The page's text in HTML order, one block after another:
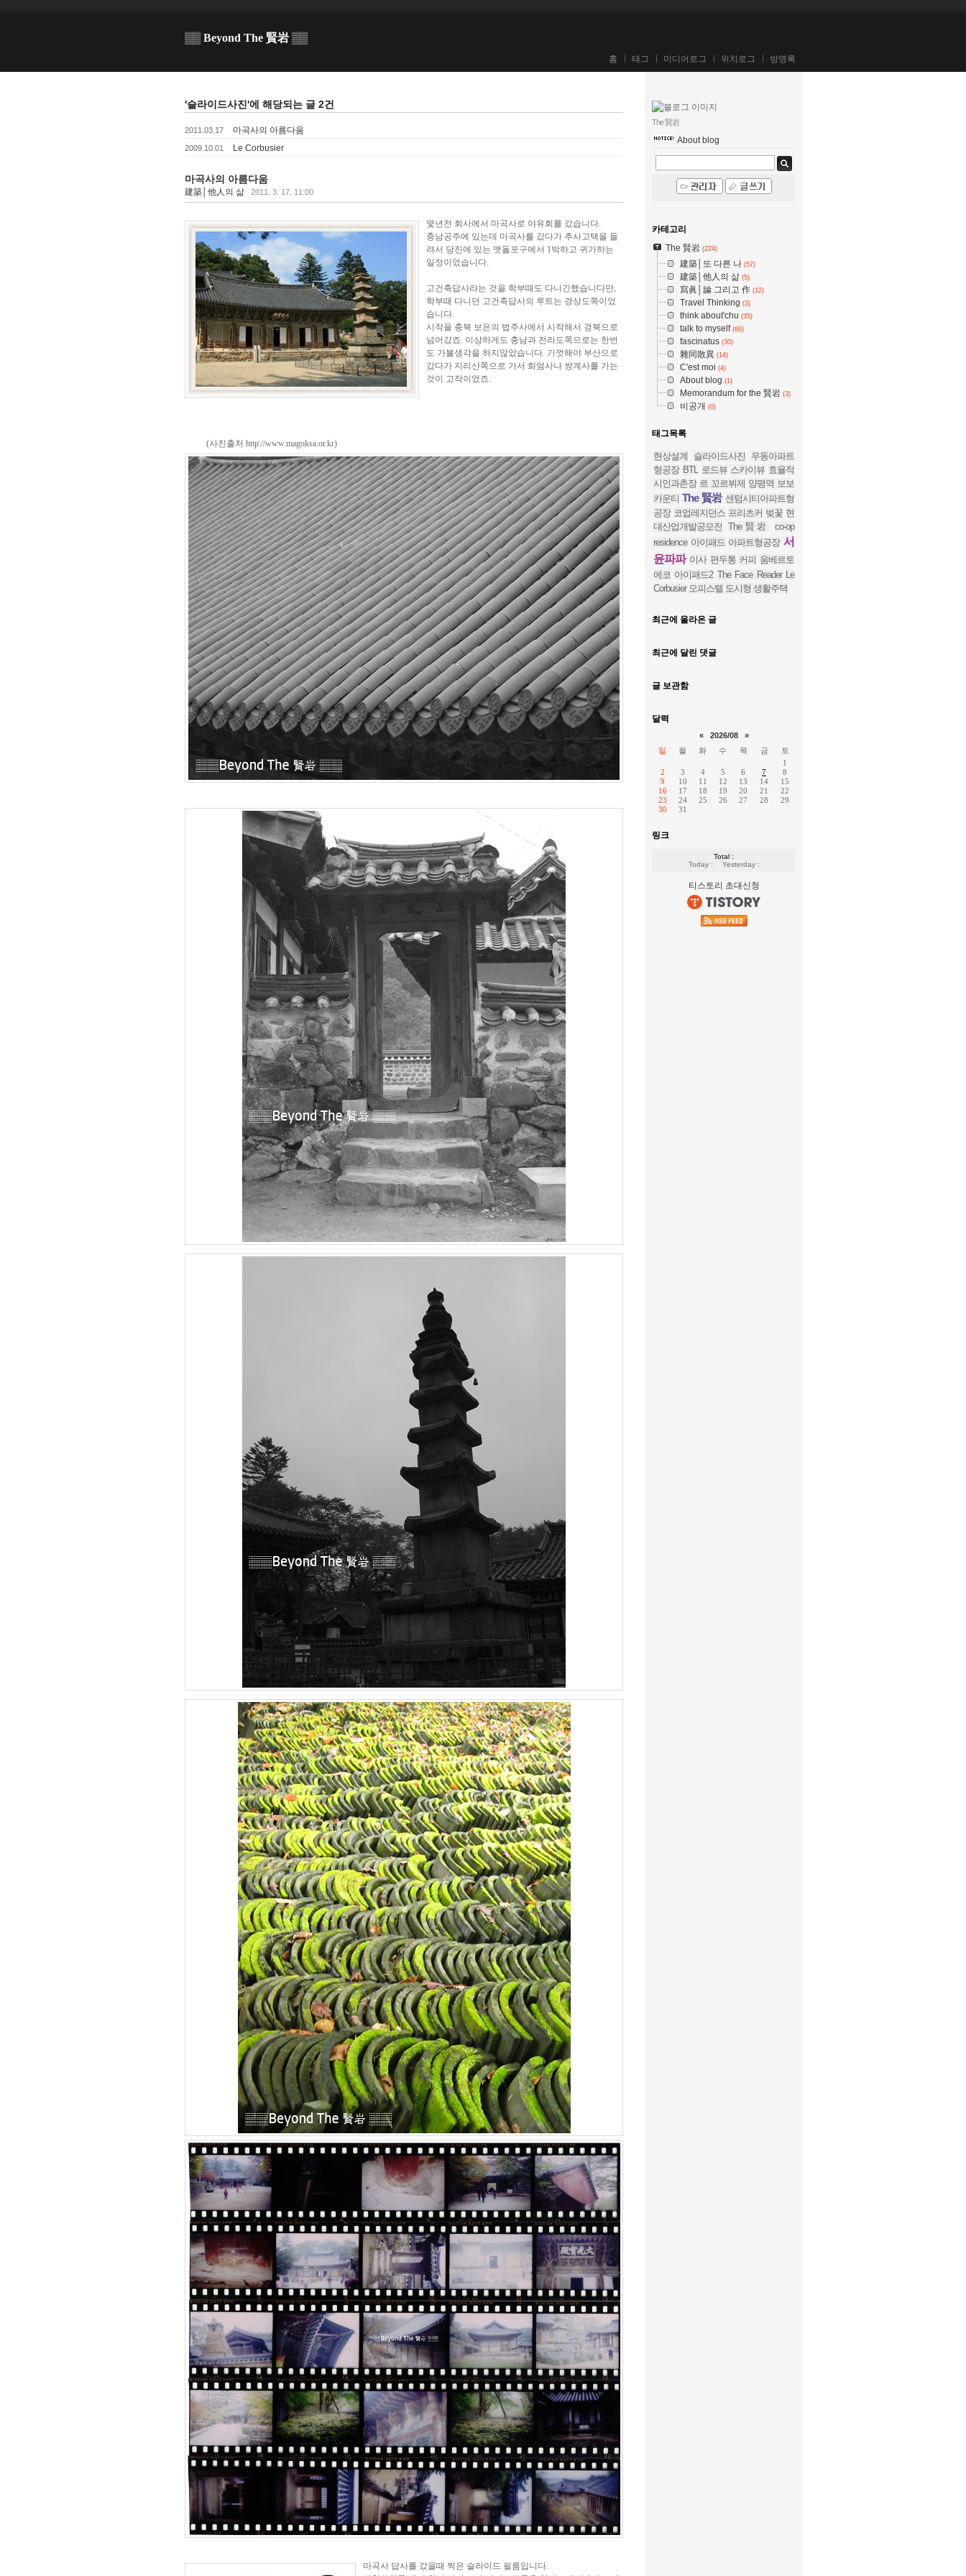
▒▒ Beyond The 賢岩 ▒▒
홈 태그 미디어로그 위치로그 방명록
'슬라이드사진'에 해당되는 글 2건
2011.03.17 마곡사의 아름다움
2009.10.01 Le Corbusier
마곡사의 아름다움
建築│他人의 삶 2011. 3. 17. 11:00
몇년전 회사에서 마곡사로 야유회를 갔습니다.
충남공주에 있는데 마곡사를 갔다가 추사고택을 들
려서 당진에 있는 맷돌포구에서 1박하고 귀가하는
일정이었습니다.
고건축답사라는 것을 학부때도 다니긴했습니다만,
학부때 다니던 고건축답사의 루트는 경상도쪽이었
습니다.
시작을 충북 보은의 법주사에서 시작해서 경북으로
넘어갔죠. 이상하게도 충남과 전라도쪽으로는 한번
도 가볼생각을 하지않았습니다. 기껏해야 부산으로
갔다가 지리산쪽으로 가서 화엄사나 쌍계사를 가는
것이 고작이었죠.
(사진출처 http://www.magoksa.or.kr)
마곡사 답사를 갔을때 찍은 슬라이드 필름입니다.
The 賢岩
About blog
카테고리
The 賢岩 (224)
建築│또 다른 나 (57)
建築│他人의 삶 (5)
寫眞│論 그리고 作 (12)
Travel Thinking (3)
think about'chu (35)
talk to myself(60)
fascinatus (30)
雜同散異 (14)
C'est moi (4)
About blog (1)
Memorandum for the 賢岩 (3)
비공개 (0)
태그목록
현상설계 슬라이드사진
우동아파트
형공장 BTL 로드뷰 스카이뷰 효율적
시인과촌장 르 꼬르뷔제 양평역 보보
카운티 The 賢岩 센텀시티아파트형
공장 코업레지던스 프리츠커 벚꽃 현
대산업개발공모전 The賢岩
co-op
residence 아이패드 아파트형공장 서
윤파파 이사 편두통 커피 움베르토
에코 아이패드2 The Face Reader Le
Corbusier 오피스텔 도시형 생활주택
최근에 올라온 글
최근에 달린 댓글
글 보관함
달력
« 2026/08
»
일
월 화 수 목 금
토
1
2
3 4 5 6 7
8
9
10 11 12 13 14
15
16
17 18 19 20 21
22
23
24 25 26 27 28
29
30
31
링크
Total :
Today :
Yesterday :
티스토리 초대신청